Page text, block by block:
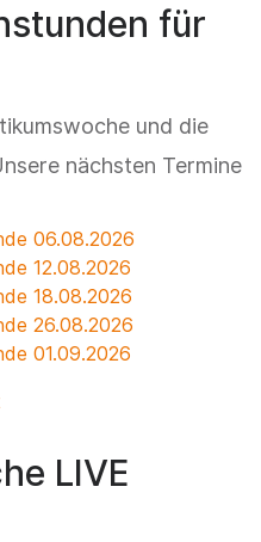
für
und die
nächsten Termine
06.08.2026
12.08.2026
18.08.2026
26.08.2026
01.09.2026
LIVE